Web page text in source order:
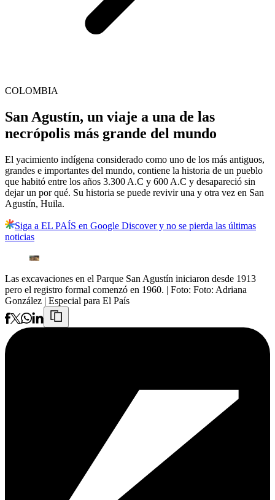
COLOMBIA
San Agustín, un viaje a una de las
necrópolis más grande del mundo
El yacimiento indígena considerado como uno de los más antiguos,
grandes e importantes del mundo, contiene la historia de un pueblo
que habitó entre los años 3.300 A.C y 600 A.C y desapareció sin
dejar un por qué. Su historia se puede revivir una y otra vez en San
Agustín, Huila.
Siga a EL PAÍS en Google Discover y no se pierda las últimas
noticias
Las excavaciones en el Parque San Agustín iniciaron desde 1913
pero el registro formal comenzó en 1960. | Foto: Foto: Adriana
González | Especial para El País